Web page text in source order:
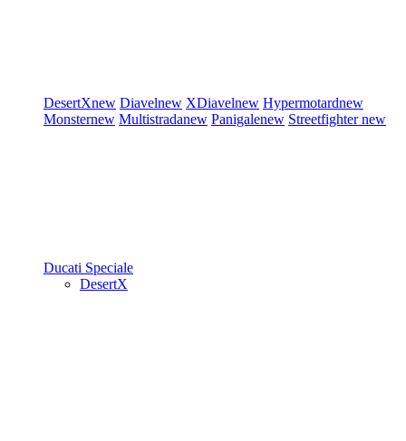
DesertXnew Diavelnew XDiavelnew Hypermotardnew
Monsternew Multistradanew Panigalenew Streetfighternew
Ducati Speciale
DesertX